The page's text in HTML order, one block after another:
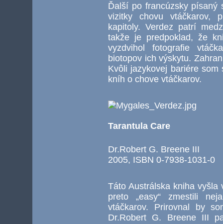
Ďalší po francúzsky písaný
vizitky chovu vtáčkarov,
kapitoly. Verdez patrí
takže je predpoklad, že
vyzdvihol fotografie
biotopov ich výskytu.
Kvôli jazykovej bariére
kníh o chove vtáčkarov.
Tarantula Care
Dr.Robert G. Breene III
2005, ISBN 0-7938-1031-0
Táto Austrálska kniha
preto „easy“ zmestili
vtáčkarov. Prirovnal by
Dr.Robert G. Breene III